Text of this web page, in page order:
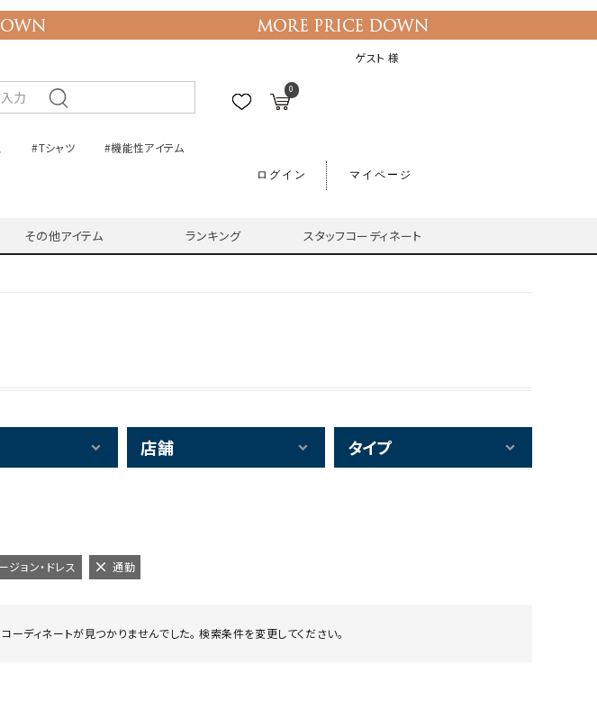
ゲスト 様
0
#Tシャツ #機能性アイテム
ログイン マイページ
その他アイテム ランキング スタッフコーディネート
店舗 タイプ
ジョン・ドレス 通勤
ーディネートが見つかりませんでした。 検索条件を変更してください。